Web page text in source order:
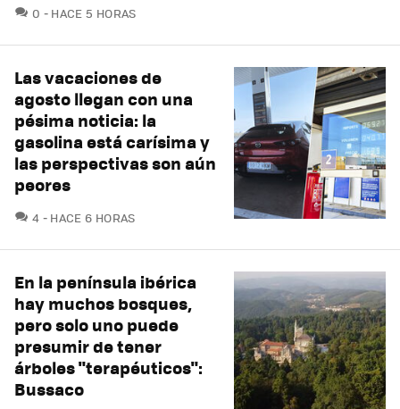
0 COMENTARIOS
HACE 5 HORAS
Las vacaciones de
agosto llegan con una
pésima noticia: la
gasolina está carísima y
las perspectivas son aún
peores
4 COMENTARIOS
HACE 6 HORAS
En la península ibérica
hay muchos bosques,
pero solo uno puede
presumir de tener
árboles "terapéuticos":
Bussaco